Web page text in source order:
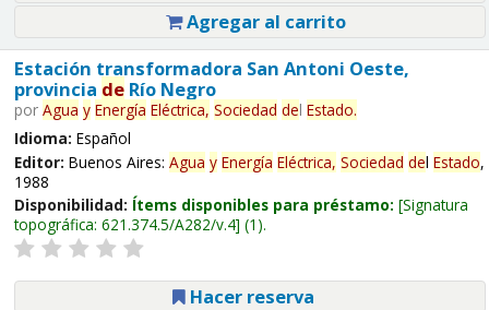
Agregar al carrito
Estación transformadora San Antoni Oeste,
provincia deRío Negro
por Agua y Energía Eléctrica, Sociedad del Estado.
Idioma: Español
Editor: Buenos Aires: Agua y Energía Eléctrica, Sociedad del Estado,
1988
Disponibilidad: Ítems disponibles para préstamo: Signatura
topográfica: 621.374.5/A282/v.4 (1).
Hacer reserva